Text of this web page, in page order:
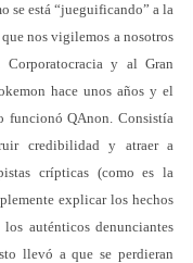
se está “jueguificando” a la
nos vigilemos a nosotros
Corporatocracia y al Gran
hace unos años y el
funcionó QAnon. Consistía
credibilidad y atraer a
crípticas (como es la
explicar los hechos
auténticos denunciantes
llevó a que se perdieran